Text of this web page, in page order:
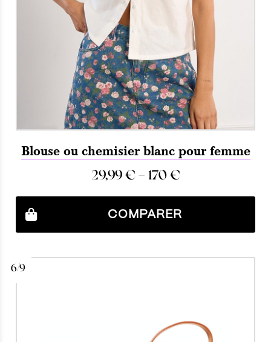
Blouse ou chemisier blanc pour femme
29,99€– 170€
COMPARER
6/9